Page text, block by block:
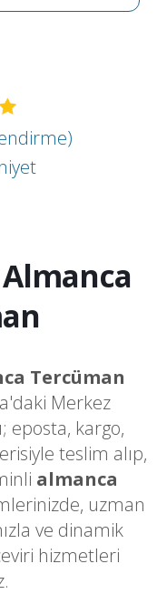
Tercüman
Merkez
eposta, kargo,
teslim alıp,
almanca
uzman
ve dinamik
hizmetleri